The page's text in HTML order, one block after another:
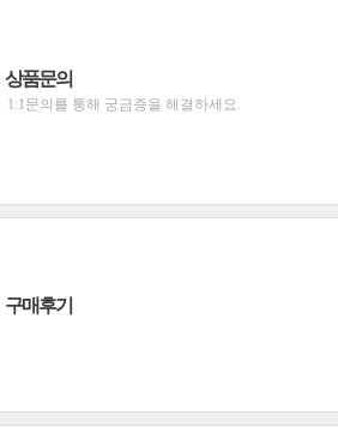
상품문의
1:1문의를 통해 궁금증을 해결하세요.
구매후기